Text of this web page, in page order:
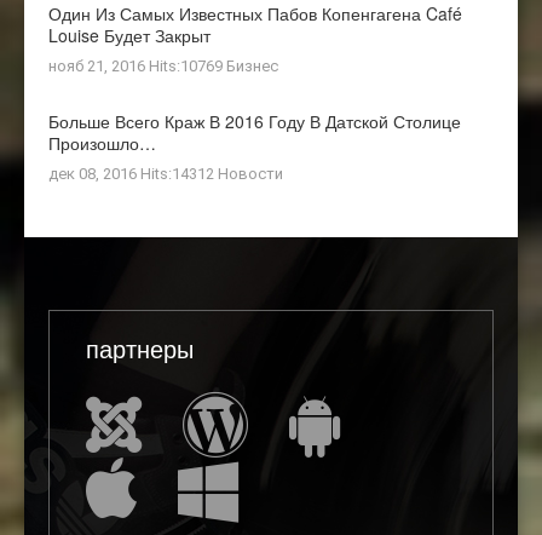
Один Из Самых Известных Пабов Копенгагена Café
Louise Будет Закрыт
нояб 21, 2016 Hits:10769 Бизнес
Больше Всего Краж В 2016 Году В Датской Столице
Произошло…
дек 08, 2016 Hits:14312 Новости
партнеры